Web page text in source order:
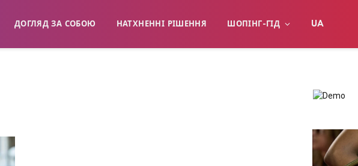
ДОГЛЯД ЗА СОБОЮ НАТХНЕННІ РІШЕННЯ ШОПІНГ-ГІД UA